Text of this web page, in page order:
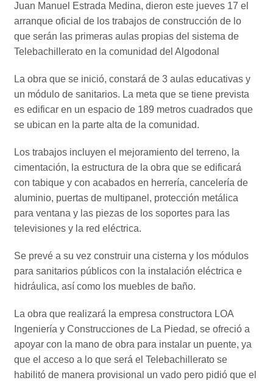
Juan Manuel Estrada Medina, dieron este jueves 17 el
arranque oficial de los trabajos de construcción de lo
que serán las primeras aulas propias del sistema de
Telebachillerato en la comunidad del Algodonal
La obra que se inició, constará de 3 aulas educativas y
un módulo de sanitarios. La meta que se tiene prevista
es edificar en un espacio de 189 metros cuadrados que
se ubican en la parte alta de la comunidad.
Los trabajos incluyen el mejoramiento del terreno, la
cimentación, la estructura de la obra que se edificará
con tabique y con acabados en herrería, cancelería de
aluminio, puertas de multipanel, protección metálica
para ventana y las piezas de los soportes para las
televisiones y la red eléctrica.
Se prevé a su vez construir una cisterna y los módulos
para sanitarios públicos con la instalación eléctrica e
hidráulica, así como los muebles de baño.
La obra que realizará la empresa constructora LOA
Ingeniería y Construcciones de La Piedad, se ofreció a
apoyar con la mano de obra para instalar un puente, ya
que el acceso a lo que será el Telebachillerato se
habilitó de manera provisional un vado pero pidió que el